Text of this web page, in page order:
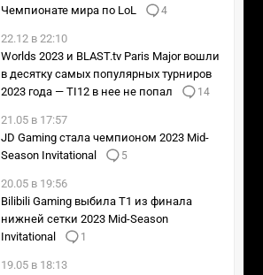
Чемпионате мира по LoL
4
22.12 в 22:10
Worlds 2023 и BLAST.tv Paris Major вошли
в десятку самых популярных турниров
2023 года — TI12 в нее не попал
14
21.05 в 17:57
JD Gaming стала чемпионом 2023 Mid-
Season Invitational
5
20.05 в 19:56
Bilibili Gaming выбила T1 из финала
нижней сетки 2023 Mid-Season
Invitational
1
19.05 в 18:13